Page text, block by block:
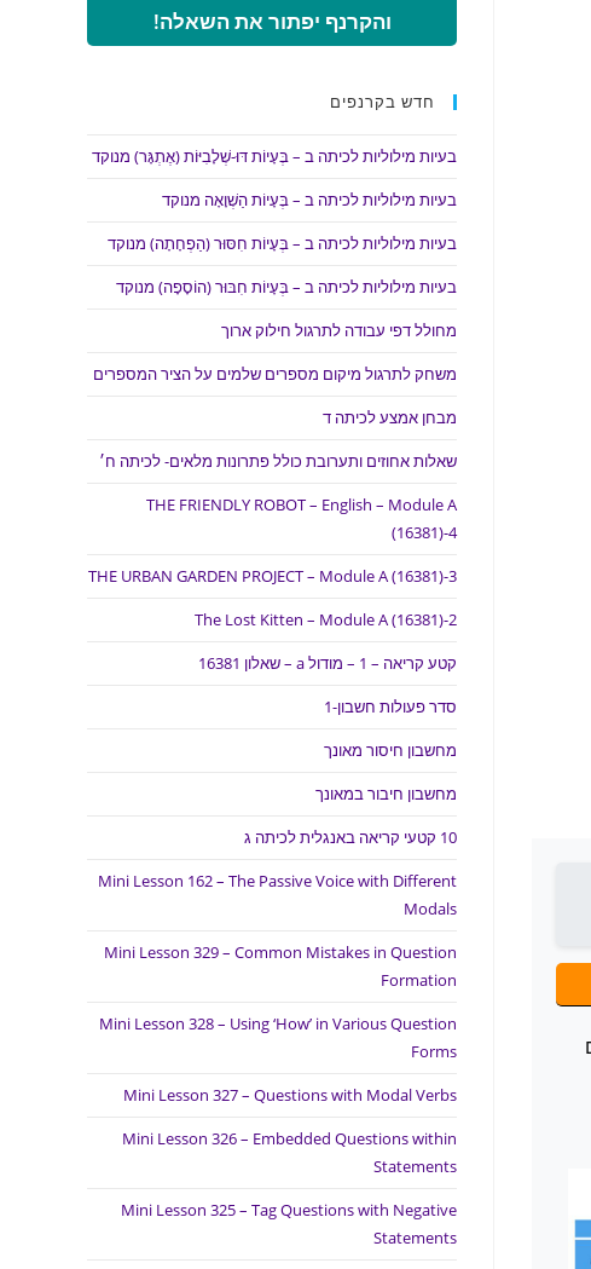
והקרנף יפתור את השאלה!
חדש בקרנפים
בעיות מילוליות לכיתה ב – בְּעָיוֹת דּוּ-שְׁלָבִיּוֹת (אֶתְגָּר) מנוקד
בעיות מילוליות לכיתה ב – בְּעָיוֹת הַשְׁוָאָה מנוקד
בעיות מילוליות לכיתה ב – בְּעָיוֹת חִסּוּר (הַפְחָתָה) מנוקד
בעיות מילוליות לכיתה ב – בְּעָיוֹת חִבּוּר (הוֹסָפָה) מנוקד
מחולל דפי עבודה לתרגול חילוק ארוך
משחק לתרגול מיקום מספרים שלמים על הציר המספרים
מבחן אמצע לכיתה ד
שאלות אחוזים ותערובת כולל פתרונות מלאים- לכיתה ח׳
THE FRIENDLY ROBOT – English – Module A
(16381)-4
THE URBAN GARDEN PROJECT – Module A (16381)-3
The Lost Kitten – Module A (16381)-2
קטע קריאה – 1 – מודול a – שאלון 16381
סדר פעולות חשבון-1
מחשבון חיסור מאונך
מחשבון חיבור במאונך
10 קטעי קריאה באנגלית לכיתה ג
Mini Lesson 162 – The Passive Voice with Different
Modals
Mini Lesson 329 – Common Mistakes in Question
Formation
Mini Lesson 328 – Using ‘How’ in Various Question
Forms
Mini Lesson 327 – Questions with Modal Verbs
Mini Lesson 326 – Embedded Questions within
Statements
Mini Lesson 325 – Tag Questions with Negative
Statements